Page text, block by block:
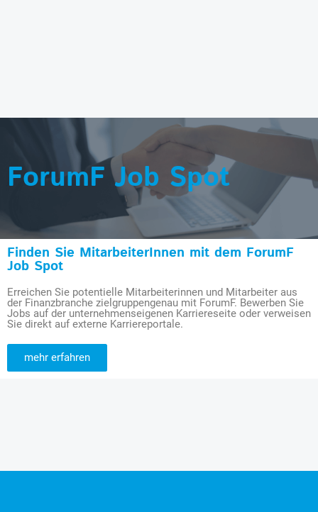
ForumF Job Spot
Finden Sie MitarbeiterInnen mit dem ForumF
Job Spot
Erreichen Sie potentielle Mitarbeiterinnen und Mitarbeiter aus
der Finanzbranche zielgruppengenau mit ForumF. Bewerben Sie
Jobs auf der unternehmenseigenen Karriereseite oder verweisen
Sie direkt auf externe Karriereportale.
mehr erfahren